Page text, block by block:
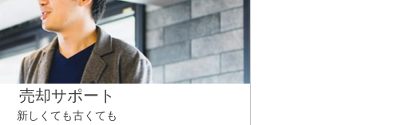
売却サポート
新しくても古くても